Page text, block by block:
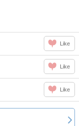
Like
Like
Like